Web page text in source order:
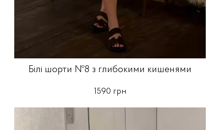
Білі шорти №8 з глибокими кишенями
1590 грн